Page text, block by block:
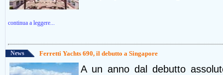
continua a leggere...
News Ferretti Yachts 690, il debutto a Singapore
A un anno dal debutto